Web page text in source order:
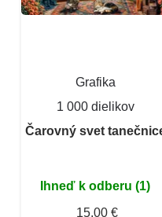
Grafika
1 000 dielikov
Čarovný svet
Ihneď k odberu (1)
15,00 €